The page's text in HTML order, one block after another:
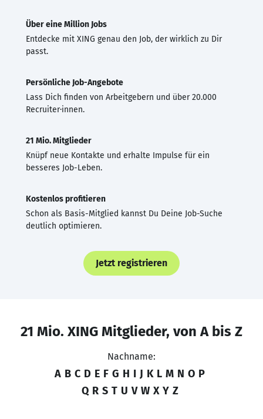
Über eine Million Jobs
Entdecke mit XING genau den Job, der wirklich zu Dir
passt.
Persönliche Job-Angebote
Lass Dich finden von Arbeitgebern und über 20.000
Recruiter·innen.
21 Mio. Mitglieder
Knüpf neue Kontakte und erhalte Impulse für ein
besseres Job-Leben.
Kostenlos profitieren
Schon als Basis-Mitglied kannst Du Deine Job-Suche
deutlich optimieren.
Jetzt registrieren
21 Mio. XING Mitglieder, von A bis Z
Nachname:
A B C D E F G H I J K L M N O P
Q R S T U V W X Y Z